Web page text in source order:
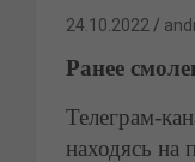
24.10.2022
Ранее
Телеграм-
находясь на